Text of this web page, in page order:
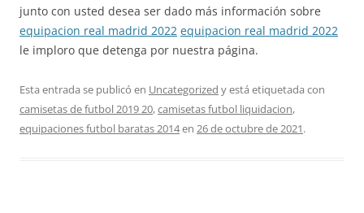
junto con usted desea ser dado más información sobre
equipacion real madrid 2022 equipacion real madrid 2022
le imploro que detenga por nuestra página.
Esta entrada se publicó en Uncategorized y está etiquetada con
camisetas de futbol 2019 20,camisetas futbol liquidacion,
equipaciones futbol baratas 2014en 26 de octubre de 2021.